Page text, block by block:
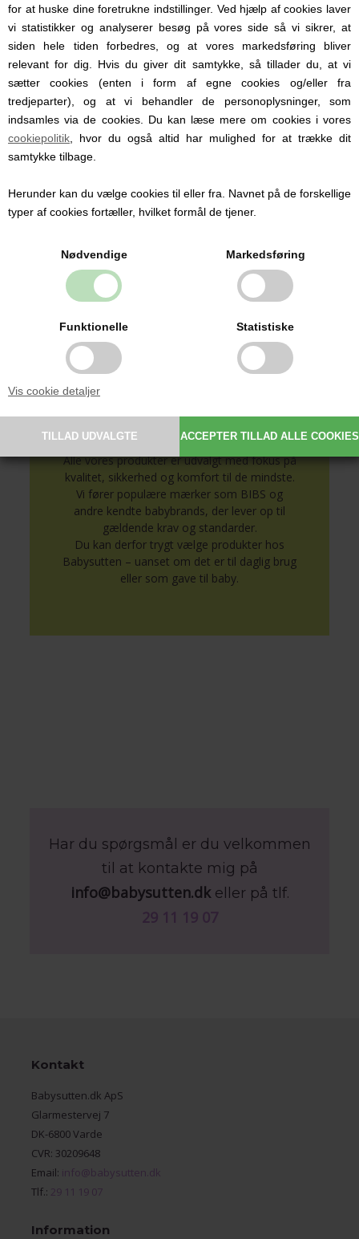
for at huske dine foretrukne indstillinger. Ved hjælp af cookies laver
vi statistikker og analyserer besøg på vores side så vi sikrer, at
siden hele tiden forbedres, og at vores markedsføring bliver
relevant for dig. Hvis du giver dit samtykke, så tillader du, at vi
sætter cookies (enten i form af egne cookies og/eller fra
tredjeparter), og at vi behandler de personoplysninger, som
indsamles via de cookies. Du kan læse mere om cookies i vores
cookiepolitik , hvor du også altid har mulighed for at trække dit
samtykke tilbage.
Herunder kan du vælge cookies til eller fra. Navnet på de forskellige
typer af cookies fortæller, hvilket formål de tjener.
Nødvendige Markedsføring
Funktionelle Statistiske
Vis cookie detaljer
Personlige produkter med
navn
Hos Babysutten specialiserer vi os i
tilbyder blandt andet sutter med navn,
nusseklude og babytæpper, hvor du kan få
Personlige produkter gør hverdagen
nemmere og er samtidig en oplagt gaveidé
til barsel, dåb og babyshower.
Se alle produkter med navn her
Alle vores produkter er udvalgt med fokus på
kvalitet, sikkerhed og komfort til de mindste.
Vi fører populære mærker som BIBS og
andre kendte babybrands, der lever op til
gældende krav og standarder.
Du kan derfor trygt vælge produkter hos
Babysutten – uanset om det er til daglig brug
eller som gave til baby.
Har du spørgsmål er du velkommen
til at kontakte mig på
info@babysutten.dkeller på tlf.
29 11 19 07
Kontakt
Babysutten.dk ApS
Glarmestervej 7
DK-6800 Varde
CVR: 30209648
Email: info@babysutten.dk
Tlf.: 29 11 19 07
Information